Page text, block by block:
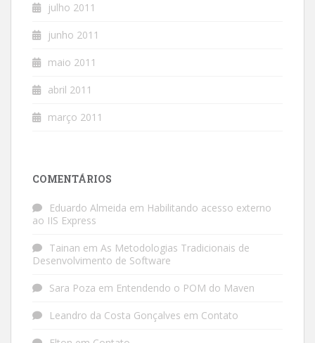
julho 2011
junho 2011
maio 2011
abril 2011
março 2011
COMENTÁRIOS
Eduardo Almeida em Habilitando acesso externo
ao IIS Express
Tainan em As Metodologias Tradicionais de
Desenvolvimento de Software
Sara Poza em Entendendo o POM do Maven
Leandro da Costa Gonçalves em Contato